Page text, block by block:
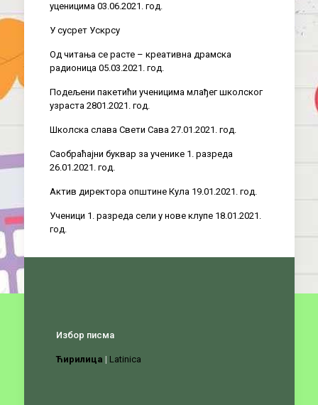
уценицима 03.06.2021. год.
У сусрет Ускрсу
Од читања се расте – креативна драмска
радионица 05.03.2021. год.
Подељени пакетићи ученицима млађег школског
узраста 2801.2021. год.
Школска слава Свети Сава 27.01.2021. год.
Саобраћајни буквар за ученике 1. разреда
26.01.2021. год.
Актив директора општине Кула 19.01.2021. год.
Ученици 1. разреда сели у нове клупе 18.01.2021.
год.
Избор писма
Ћирилица | Latinica